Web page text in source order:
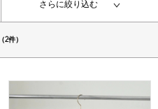
さらに絞り込む
（2件）